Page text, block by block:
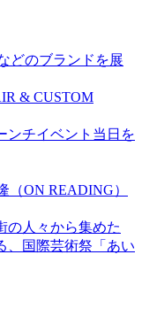
どのブランドを展
& CUSTOM
ンチイベント当日を
（ON READING）
の人々から集めた
、国際芸術祭「あい